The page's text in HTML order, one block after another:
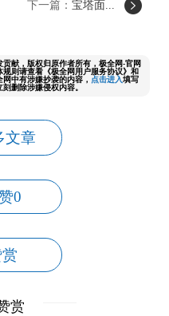
下一篇：宝塔面...
献，版权归原作者所有，极全网-官网
则请查看《极全网用户服务协议》和
中有涉嫌抄袭的内容， 点击进入填写
删除涉嫌侵权内容。
文章
0
赏